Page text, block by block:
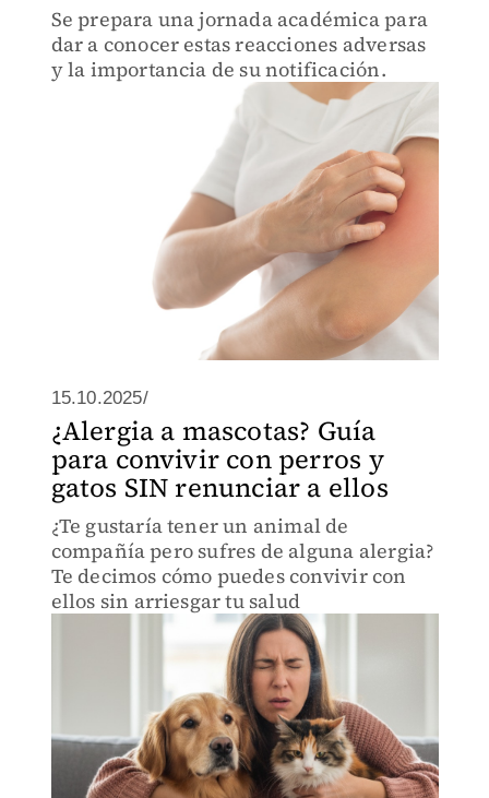
Se prepara una jornada académica para
dar a conocer estas reacciones adversas
y la importancia de su notificación.
15.10.2025/
¿Alergia a mascotas? Guía
para convivir con perros y
gatos SIN renunciar a ellos
¿Te gustaría tener un animal de
compañía pero sufres de alguna alergia?
Te decimos cómo puedes convivir con
ellos sin arriesgar tu salud